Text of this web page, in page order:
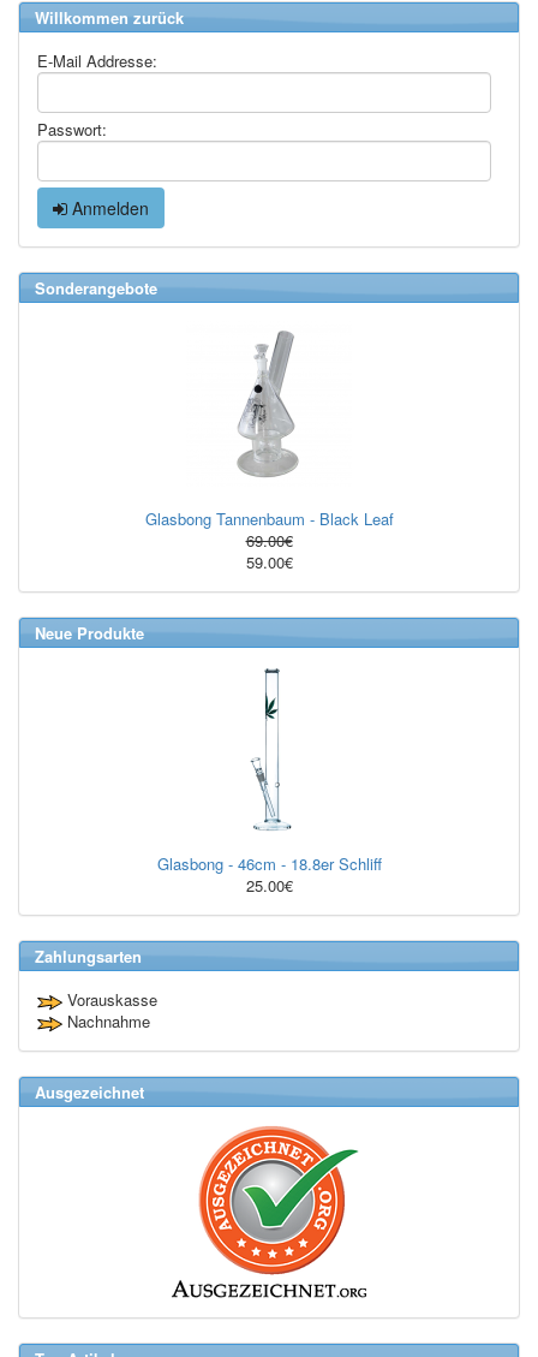
Willkommen zurück
E-Mail Addresse:
Passwort:
Anmelden
Sonderangebote
Glasbong Tannenbaum - Black Leaf
69.00€
59.00€
Neue Produkte
Glasbong - 46cm - 18.8er Schliff
25.00€
Zahlungsarten
Vorauskasse
Nachnahme
Ausgezeichnet